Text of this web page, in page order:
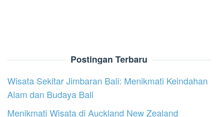
Postingan Terbaru
Wisata Sekitar Jimbaran Bali: Menikmati Keindahan
Alam dan Budaya Bali
Menikmati Wisata di Auckland New Zealand